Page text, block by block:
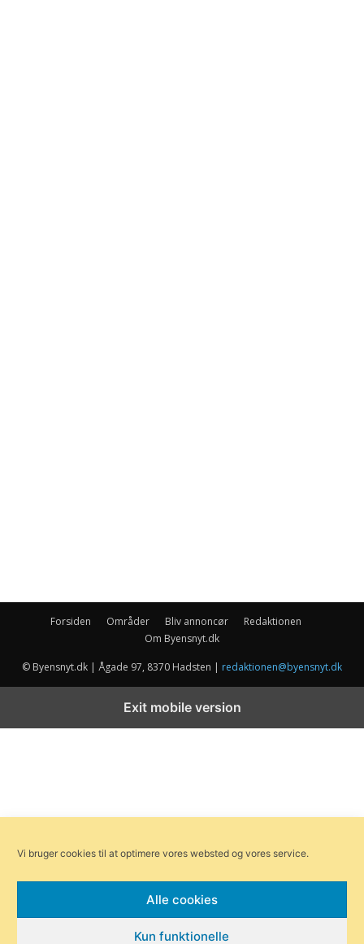
Forsiden Områder Bliv annoncør
Redaktionen
Om Byensnyt.dk
© Byensnyt.dk | Ågade 97, 8370 Hadsten | redaktionen@byensnyt.dk
Vi bruger cookies til at optimere vores websted og vores service.
Alle cookies
Kun funktionelle
Exit mobile version